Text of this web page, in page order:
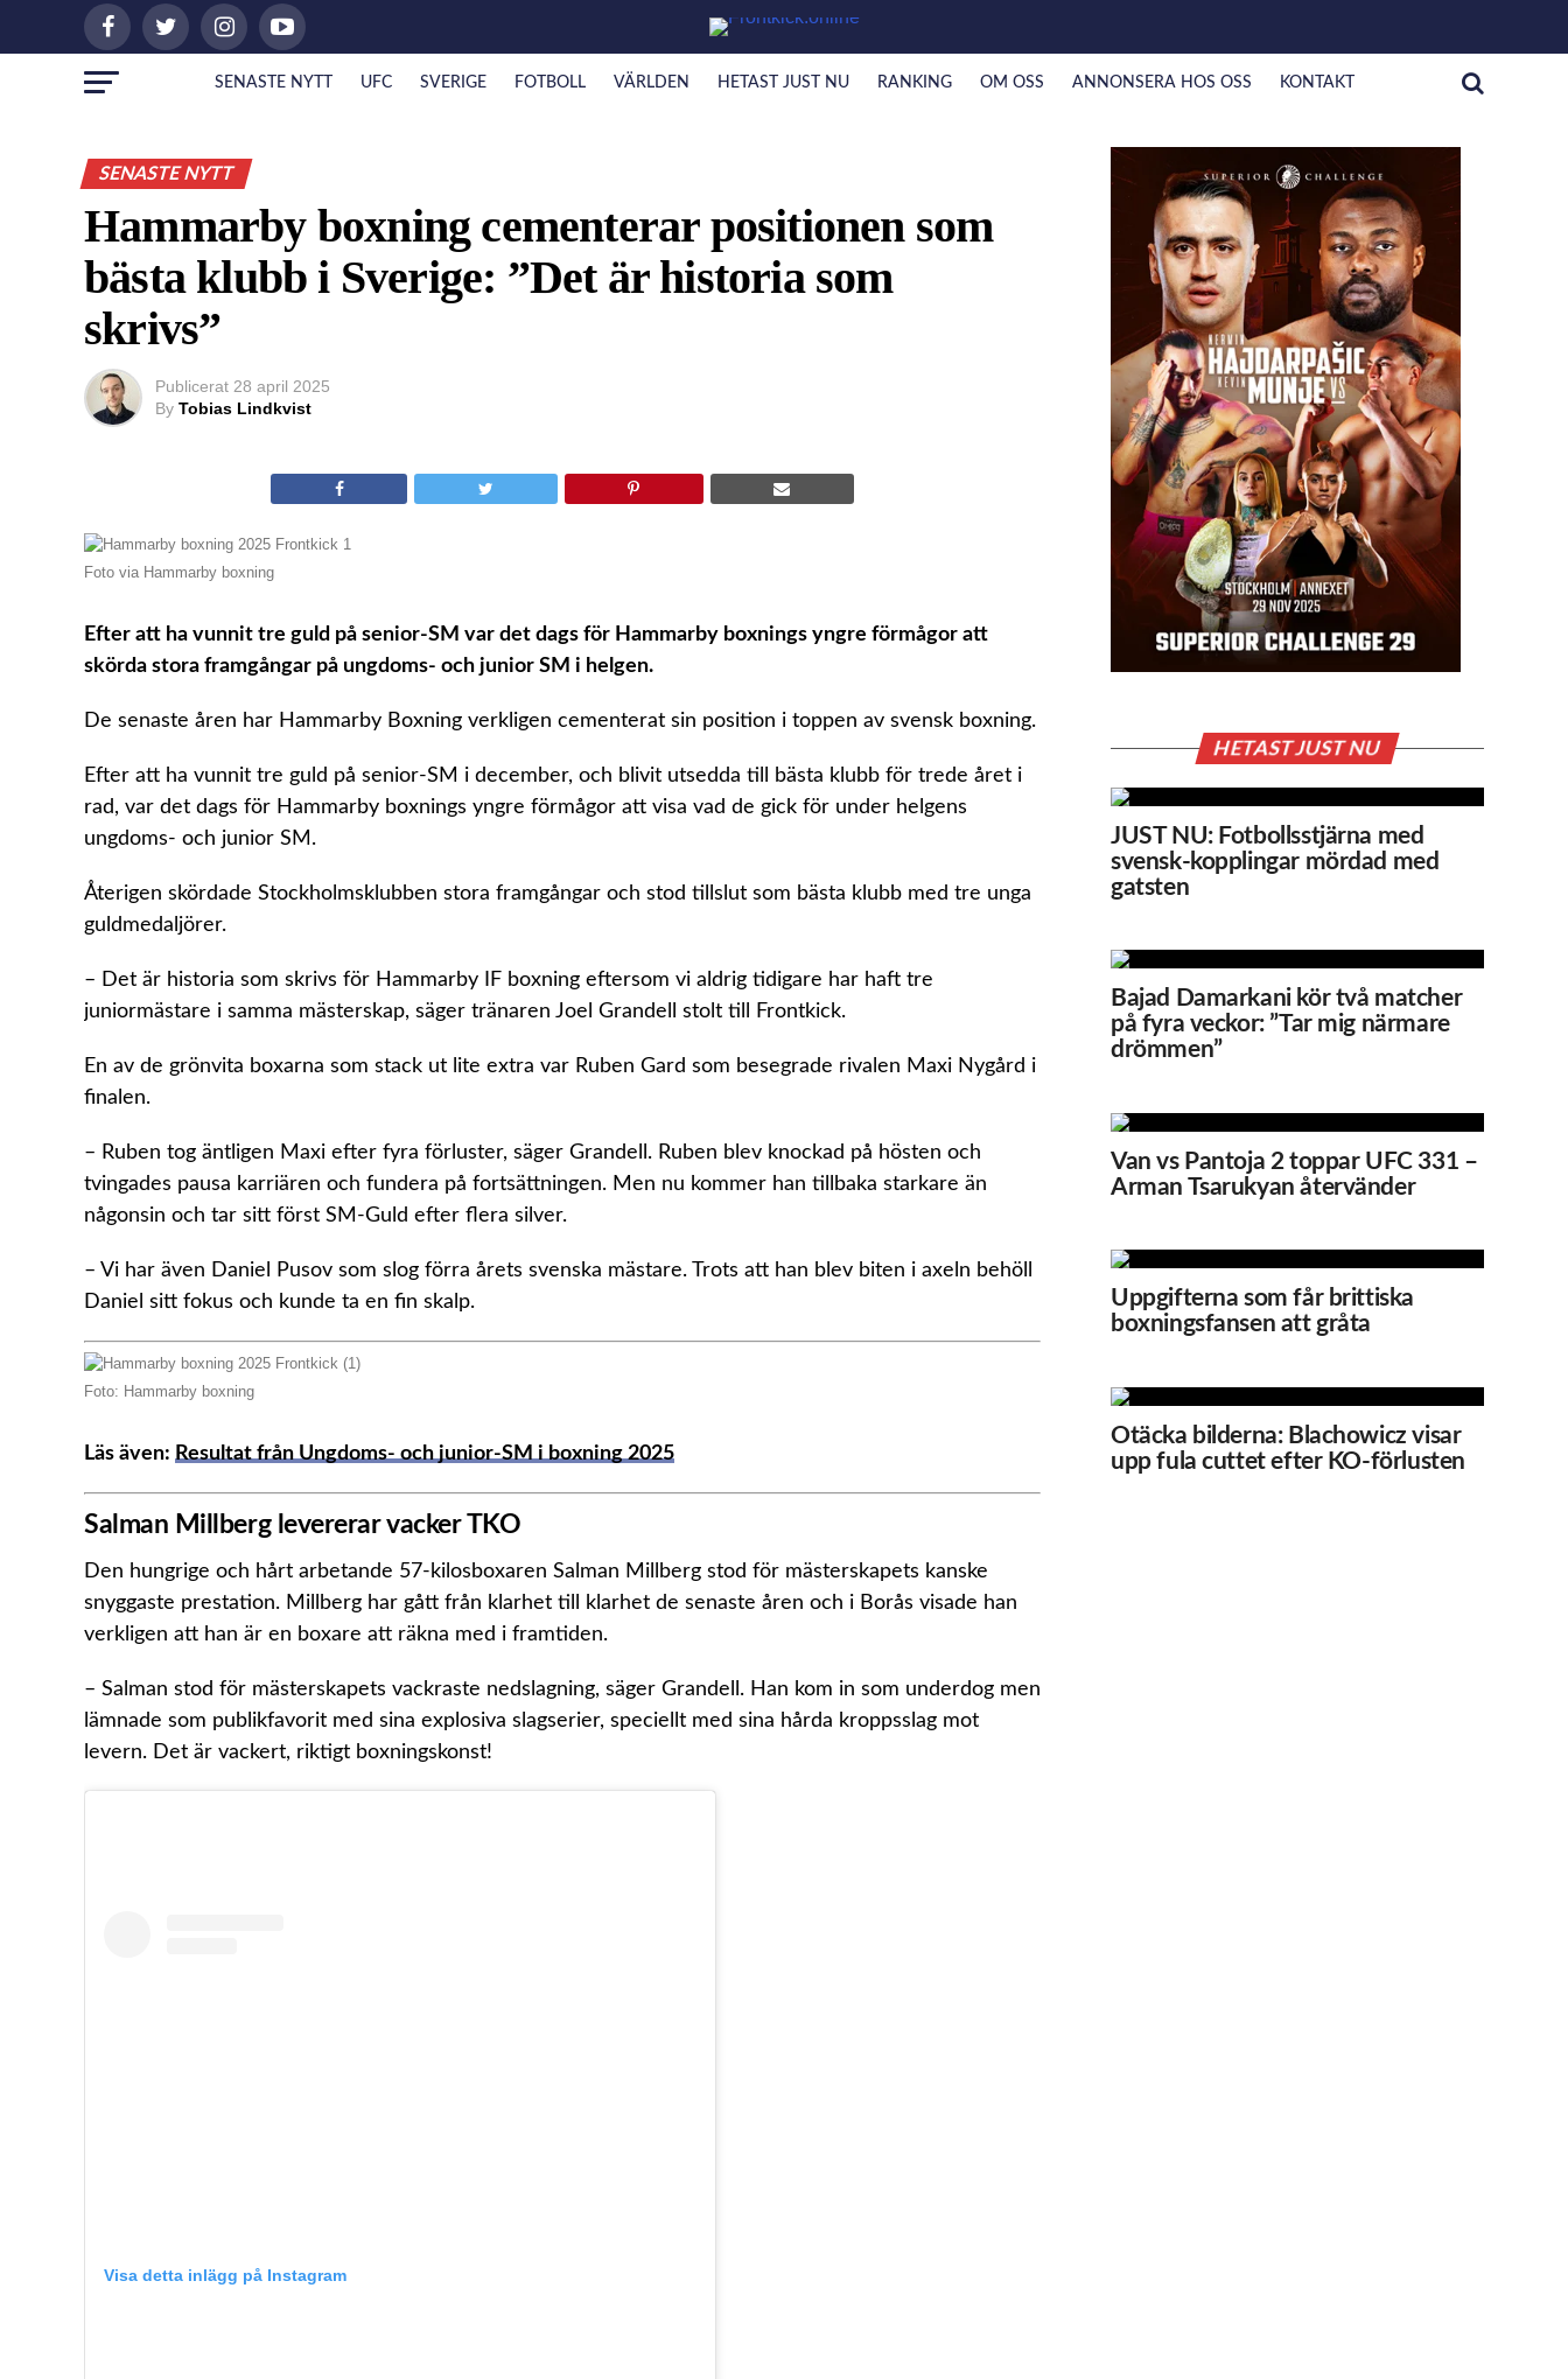
SENASTE NYTT UFC SVERIGE FOTBOLL VÄRLDEN HETAST JUST NU RANKING OM OSS ANNONSERA HOS OSS KONTAKT
SENASTE NYTT
Hammarby boxning cementerar positionen som
bästa klubb i Sverige: ”Det är historia som
skrivs”
Publicerat 28 april 2025
By Tobias Lindkvist
Foto via Hammarby boxning
Efter att ha vunnit tre guld på senior-SM var det dags för Hammarby boxnings yngre förmågor att
skörda stora framgångar på ungdoms- och junior SM i helgen.
De senaste åren har Hammarby Boxning verkligen cementerat sin position i toppen av svensk boxning.
Efter att ha vunnit tre guld på senior-SM i december, och blivit utsedda till bästa klubb för trede året i
rad, var det dags för Hammarby boxnings yngre förmågor att visa vad de gick för under helgens
ungdoms- och junior SM.
Återigen skördade Stockholmsklubben stora framgångar och stod tillslut som bästa klubb med tre unga
guldmedaljörer.
– Det är historia som skrivs för Hammarby IF boxning eftersom vi aldrig tidigare har haft tre
juniormästare i samma mästerskap, säger tränaren Joel Grandell stolt till Frontkick.
En av de grönvita boxarna som stack ut lite extra var Ruben Gard som besegrade rivalen Maxi Nygård i
finalen.
– Ruben tog äntligen Maxi efter fyra förluster, säger Grandell. Ruben blev knockad på hösten och
tvingades pausa karriären och fundera på fortsättningen. Men nu kommer han tillbaka starkare än
någonsin och tar sitt först SM-Guld efter flera silver.
– Vi har även Daniel Pusov som slog förra årets svenska mästare. Trots att han blev biten i axeln behöll
Daniel sitt fokus och kunde ta en fin skalp.
Foto: Hammarby boxning
Läs även: Resultat från Ungdoms- och junior-SM i boxning 2025
Salman Millberg levererar vacker TKO
Den hungrige och hårt arbetande 57-kilosboxaren Salman Millberg stod för mästerskapets kanske
snyggaste prestation. Millberg har gått från klarhet till klarhet de senaste åren och i Borås visade han
verkligen att han är en boxare att räkna med i framtiden.
– Salman stod för mästerskapets vackraste nedslagning, säger Grandell. Han kom in som underdog men
lämnade som publikfavorit med sina explosiva slagserier, speciellt med sina hårda kroppsslag mot
levern. Det är vackert, riktigt boxningskonst!
Visa detta inlägg på Instagram
HETAST JUST NU
JUST NU: Fotbollsstjärna med
svensk-kopplingar mördad med
gatsten
Bajad Damarkani kör två matcher
på fyra veckor: ”Tar mig närmare
drömmen”
Van vs Pantoja 2 toppar UFC 331 –
Arman Tsarukyan återvänder
Uppgifterna som får brittiska
boxningsfansen att gråta
Otäcka bilderna: Blachowicz visar
upp fula cuttet efter KO-förlusten